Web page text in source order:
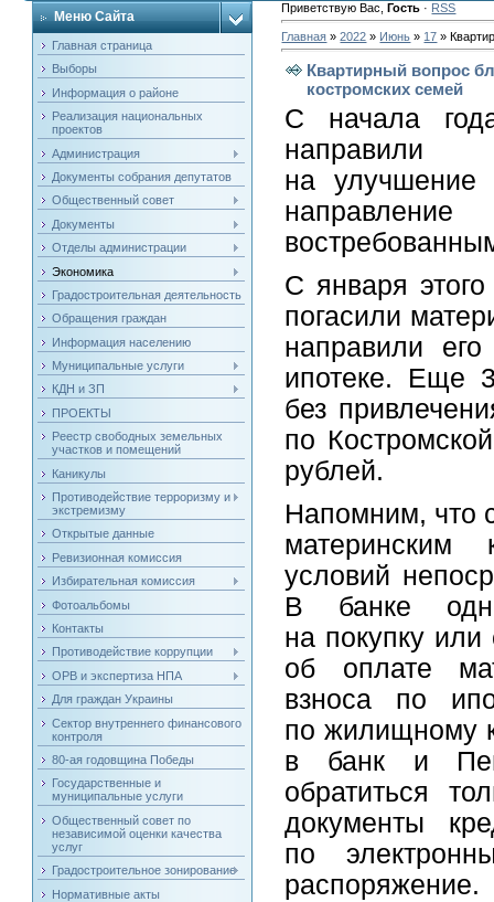
Меню Сайта
Главная страница
Выборы
Информация о районе
Реализация национальных
проектов
Администрация
Документы собрания депутатов
Общественный совет
Документы
Отделы администрации
Экономика
Градостроительная деятельность
Обращения граждан
Информация населению
Муниципальные услуги
КДН и ЗП
ПРОЕКТЫ
Реестр свободных земельных
участков и помещений
Каникулы
Противодействие терроризму и
экстремизму
Открытые данные
Ревизионная комиссия
Избирательная комиссия
Фотоальбомы
Контакты
Противодействие коррупции
ОРВ и экспертиза НПА
Для граждан Украины
Сектор внутреннего финансового
контроля
80-ая годовщина Победы
Государственные и
муниципальные услуги
Общественный совет по
независимой оценки качества
услуг
Градостроительное зонирование
Нормативные акты
Приветствую Вас ,Гость · RSS
Главная »2022 » Июнь » 17 »
Квартирный вопрос
костромских семей
С начала
на
С января
погасили
направили
ипотеке. Еще
без
по
рублей.
Напомним, что
условий
В банке
на покупку или
об оплате
взноса по
по жилищному
в банк и
обратиться
документы
по
распоряжение.